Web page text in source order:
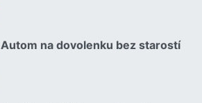
Autom na dovolenku bez starostí
02.07.2026 |